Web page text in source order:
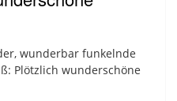
wunderbar funkelnde
Plötzlich wunderschöne